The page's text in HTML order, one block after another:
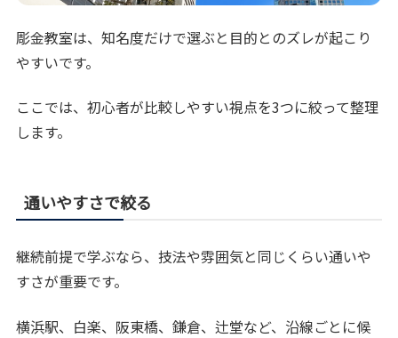
彫金教室は、知名度だけで選ぶと目的とのズレが起こり
やすいです。
ここでは、初心者が比較しやすい視点を3つに絞って整理
します。
通いやすさで絞る
継続前提で学ぶなら、技法や雰囲気と同じくらい通いや
すさが重要です。
横浜駅、白楽、阪東橋、鎌倉、辻堂など、沿線ごとに候